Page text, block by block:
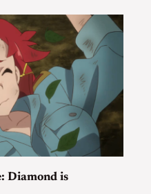
Diamond is